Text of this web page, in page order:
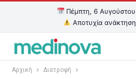
Πέμπτη, 6
Αποτυχία
Αρχική Διατροφή